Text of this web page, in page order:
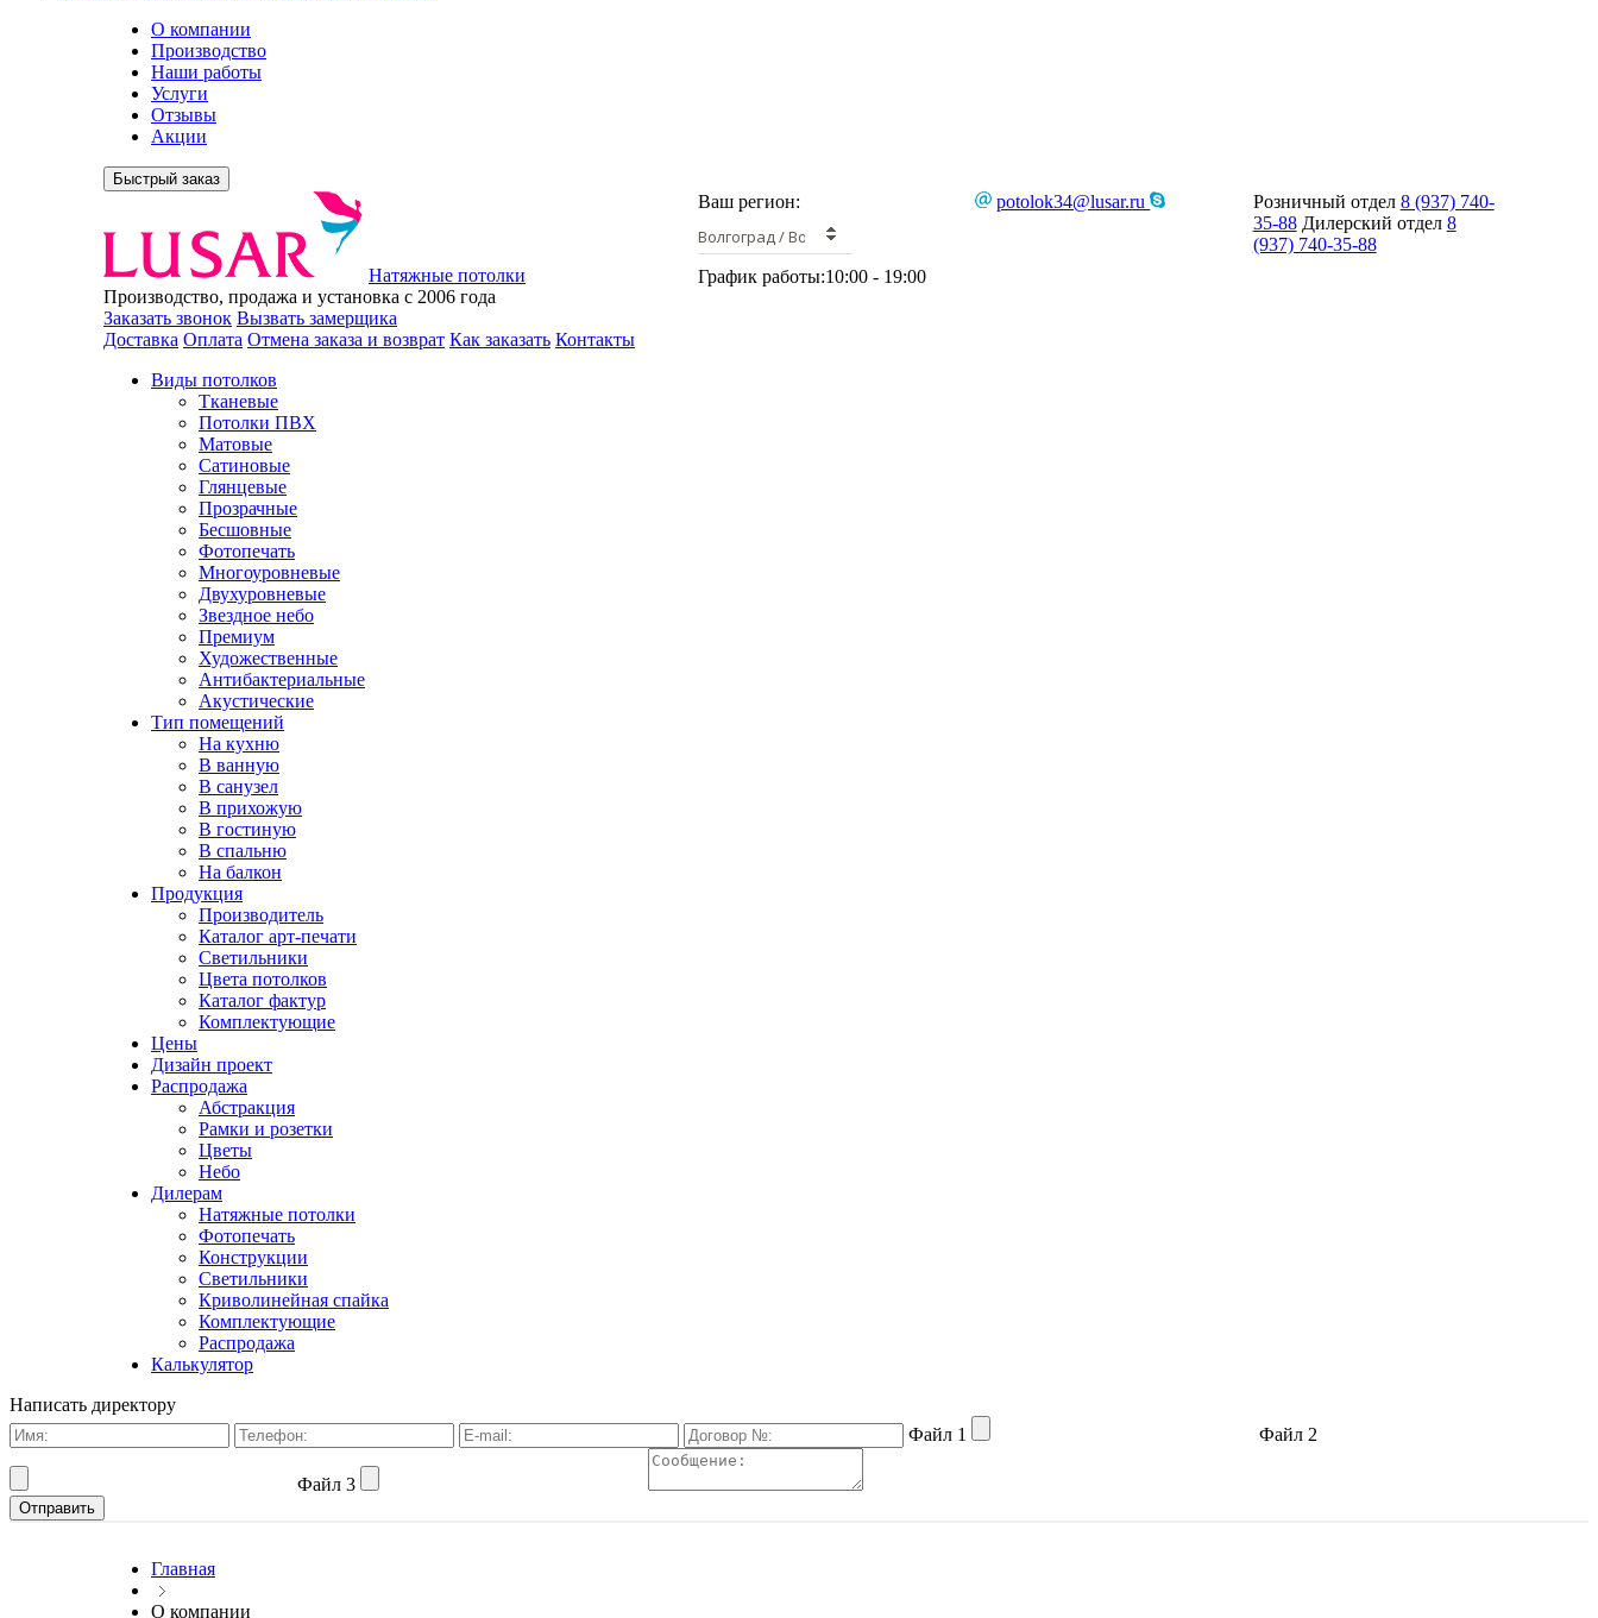
О компании
Производство
Наши работы
Услуги
Отзывы
Акции
Быстрый заказ
Натяжные потолки
Производство, продажа и установка с 2006 года
Ваш регион:
Волгоград / Волжский
График работы:10:00 - 19:00
potolok34@lusar.ru Розничный отдел 8 (937) 740-
35-88 Дилерский отдел 8
(937) 740-35-88
Заказать звонок Вызвать замерщика
Доставка Оплата Отмена заказа и возврат Как заказать Контакты
Виды потолков
Тканевые
Потолки ПВХ
Матовые
Сатиновые
Глянцевые
Прозрачные
Бесшовные
Фотопечать
Многоуровневые
Двухуровневые
Звездное небо
Премиум
Художественные
Антибактериальные
Акустические
Тип помещений
На кухню
В ванную
В санузел
В прихожую
В гостиную
В спальню
На балкон
Продукция
Производитель
Каталог арт-печати
Светильники
Цвета потолков
Каталог фактур
Комплектующие
Цены
Дизайн проект
Распродажа
Абстракция
Рамки и розетки
Цветы
Небо
Дилерам
Натяжные потолки
Фотопечать
Конструкции
Светильники
Криволинейная спайка
Комплектующие
Распродажа
Калькулятор
Написать директору
Файл 1
Файл 2
Файл 3
Главная
О компании